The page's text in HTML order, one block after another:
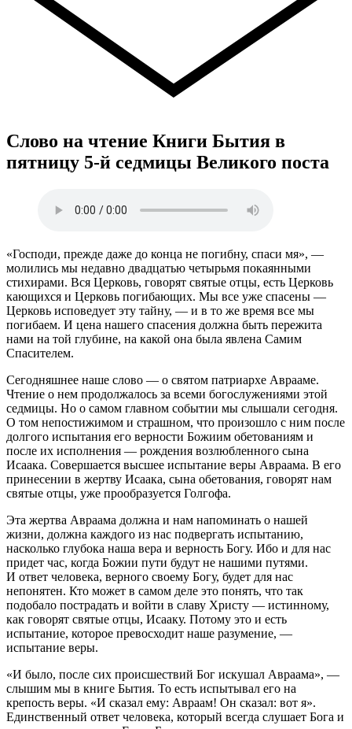
Слово на чтение Книги Бытия в
пятницу 5-й седмицы Великого поста
«Господи, прежде даже до конца не погибну, спаси мя», —
молились мы недавно двадцатью четырьмя покаянными
стихирами. Вся Церковь, говорят святые отцы, есть Церковь
кающихся и Церковь погибающих. Мы все уже спасены —
Церковь исповедует эту тайну, — и в то же время все мы
погибаем. И цена нашего спасения должна быть пережита
нами на той глубине, на какой она была явлена Самим
Спасителем.
Сегодняшнее наше слово — о святом патриархе Аврааме.
Чтение о нем продолжалось за всеми богослужениями этой
седмицы. Но о самом главном событии мы слышали сегодня.
О том непостижимом и страшном, что произошло с ним после
долгого испытания его верности Божиим обетованиям и
после их исполнения — рождения возлюбленного сына
Исаака. Совершается высшее испытание веры Авраама. В его
принесении в жертву Исаака, сына обетования, говорят нам
святые отцы, уже прообразуется Голгофа.
Эта жертва Авраама должна и нам напоминать о нашей
жизни, должна каждого из нас подвергать испытанию,
насколько глубока наша вера и верность Богу. Ибо и для нас
придет час, когда Божии пути будут не нашими путями.
И ответ человека, верного своему Богу, будет для нас
непонятен. Кто может в самом деле это понять, что так
подобало пострадать и войти в славу Христу — истинному,
как говорят святые отцы, Исааку. Потому это и есть
испытание, которое превосходит наше разумение, —
испытание веры.
«И было, после сих происшествий Бог искушал Авраама», —
слышим мы в книге Бытия. То есть испытывал его на
крепость веры. «И сказал ему: Авраам! Он сказал: вот я».
Единственный ответ человека, который всегда слушает Бога и